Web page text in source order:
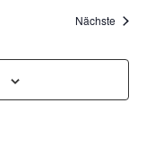
Nächste